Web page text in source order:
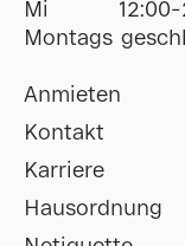
Mi
Montags
Anmieten
Kontakt
Karriere
Hausordnung